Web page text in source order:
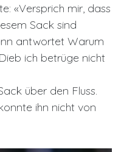
«Versprich mir, dass
Sack sind
antwortet Warum
ich betrüge nicht
über den Fluss.
ihn nicht von